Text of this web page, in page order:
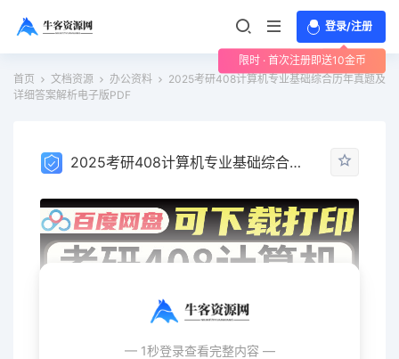
登录/注册
限时 · 首次注册即送10金币
首页
文档资源 办公资料
2025考研408计算机专业基础综合历年真题及
详细答案解析电子版PDF
2025考研408计算机专业基础综合历年真题及详细答案解析电子版PDF
— 1秒登录查看完整内容 —